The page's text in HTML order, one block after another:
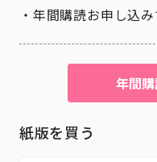
年間購読お申し込み
年間
紙版を買う